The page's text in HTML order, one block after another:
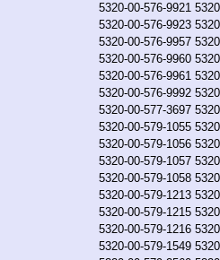
5320-00-576-9921
5320-00-576-9923
5320-00-576-9957
5320-00-576-9960
5320-00-576-9961
5320-00-576-9992
5320-00-577-3697
5320-00-579-1055
5320-00-579-1056
5320-00-579-1057
5320-00-579-1058
5320-00-579-1213
5320-00-579-1215
5320-00-579-1216
5320-00-579-1549